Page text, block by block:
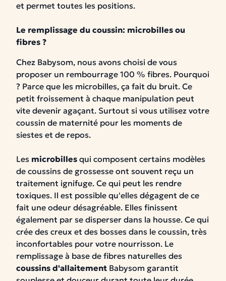
et permet toutes les positions.
Le remplissage du coussin: microbilles ou
fibres ?
Chez Babysom, nous avons choisi de vous
proposer un rembourrage 100 % fibres. Pourquoi
? Parce que les microbilles, ça fait du bruit. Ce
petit froissement à chaque manipulation peut
vite devenir agaçant. Surtout si vous utilisez votre
coussin de maternité pour les moments de
siestes et de repos.
Les microbilles qui composent certains modèles
de coussins de grossesse ont souvent reçu un
traitement ignifuge. Ce qui peut les rendre
toxiques. Il est possible qu'elles dégagent de ce
fait une odeur désagréable. Elles finissent
également par se disperser dans la housse. Ce qui
crée des creux et des bosses dans le coussin, très
inconfortables pour votre nourrisson. Le
remplissage à base de fibres naturelles des
coussins d'allaitement Babysom garantit